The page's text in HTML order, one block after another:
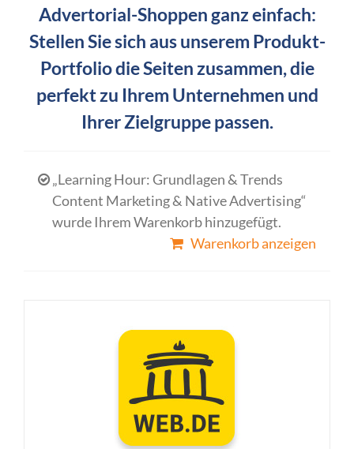
Advertorial-Shoppen ganz einfach:
Stellen Sie sich aus unserem Produkt-
Portfolio die Seiten zusammen, die
perfekt zu Ihrem Unternehmen und
Ihrer Zielgruppe passen.
„Learning Hour: Grundlagen & Trends
Content Marketing & Native Advertising“
wurde Ihrem Warenkorb hinzugefügt.
Warenkorb anzeigen